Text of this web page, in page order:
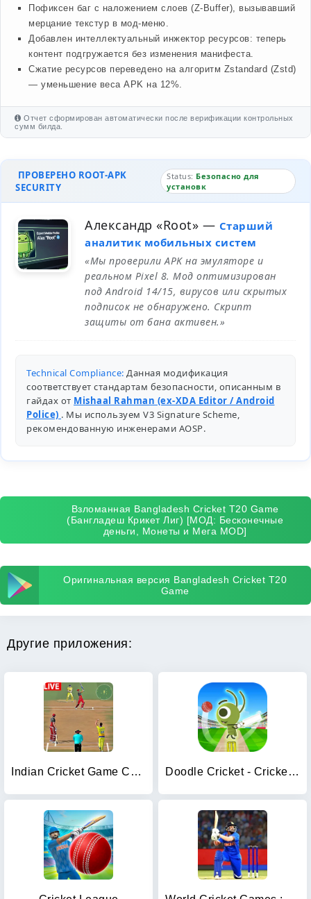
Пофиксен баг с наложением слоев (Z-Buffer), вызывавший
мерцание текстур в мод-меню.
Добавлен интеллектуальный инжектор ресурсов: теперь
контент подгружается без изменения манифеста.
Сжатие ресурсов переведено на алгоритм Zstandard (Zstd)
— уменьшение веса APK на 12%.
Отчет сформирован автоматически после верификации контрольных
сумм билда.
ПРОВЕРЕНО ROOT-APK
SECURITY
Status: Безопасно для
установк
Александр «Root» — Старший
аналитик мобильных систем
«Мы проверили APK на эмуляторе и
реальном Pixel 8. Мод оптимизирован
под Android 14/15, вирусов или скрытых
подписок не обнаружено. Скрипт
защиты от бана активен.»
Technical Compliance: Данная модификация
соответствует стандартам безопасности, описанным в
гайдах от Mishaal Rahman (ex-XDA Editor / Android
Police) . Мы используем V3 Signature Scheme,
рекомендованную инженерами AOSP.
Взломанная Bangladesh Cricket T20 Game
(Бангладеш Крикет Лиг) [МОД: Бесконечные
деньги, Монеты и Мега MOD]
Оригинальная версия Bangladesh Cricket T20
Game
Другие приложения:
Indian Cricket Game Champion Doodle Cricket - Cricket Game